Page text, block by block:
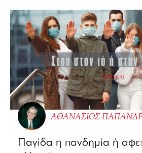
ΑΘΑΝΑΣΙΟΣ
Παγίδα η πανδημία ή